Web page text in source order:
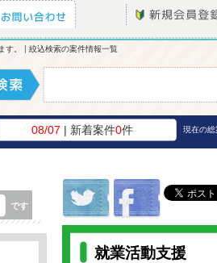
す。 | 絞込検索の案件情報一覧
08/07 | 新着案件0件 現在の総
です
就業活動支援